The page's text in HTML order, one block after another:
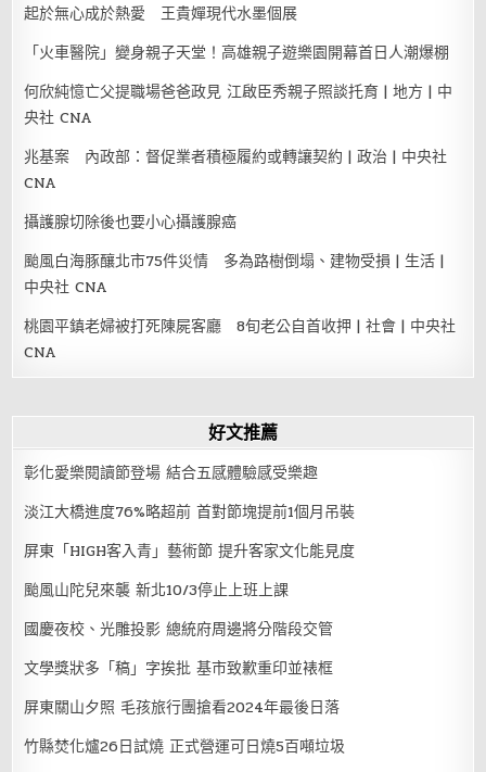
起於無心成於熱愛 王貴嬋現代水墨個展
「火車醫院」變身親子天堂！高雄親子遊樂園開幕首日人潮爆棚
何欣純憶亡父提職場爸爸政見 江啟臣秀親子照談托育 | 地方 | 中
央社 CNA
兆基案 內政部：督促業者積極履約或轉讓契約 | 政治 | 中央社
CNA
攝護腺切除後也要小心攝護腺癌
颱風白海豚釀北市75件災情 多為路樹倒塌、建物受損 | 生活 |
中央社 CNA
桃園平鎮老婦被打死陳屍客廳 8旬老公自首收押 | 社會 | 中央社
CNA
好文推薦
彰化愛樂閱讀節登場 結合五感體驗感受樂趣
淡江大橋進度76%略超前 首對節塊提前1個月吊裝
屏東「HIGH客入青」藝術節 提升客家文化能見度
颱風山陀兒來襲 新北10/3停止上班上課
國慶夜校、光雕投影 總統府周邊將分階段交管
文學獎狀多「稿」字挨批 基市致歉重印並裱框
屏東關山夕照 毛孩旅行團搶看2024年最後日落
竹縣焚化爐26日試燒 正式營運可日燒5百噸垃圾